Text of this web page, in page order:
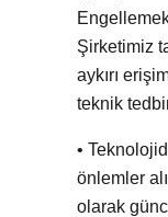
Şirketimiz
aykırı
teknik
•
önlemler
olarak